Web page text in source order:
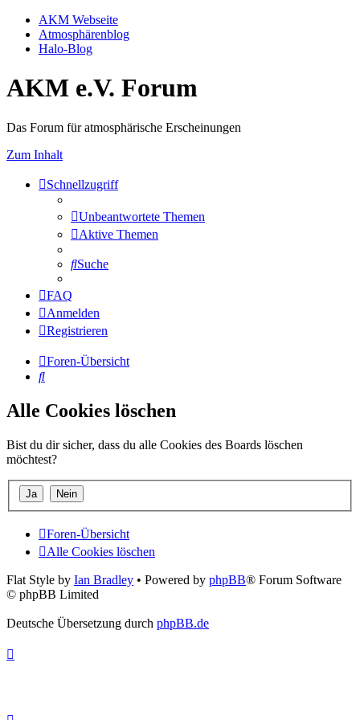
AKM Webseite
Atmosphärenblog
Halo-Blog
AKM e.V. Forum
Das Forum für atmosphärische Erscheinungen
Zum Inhalt
Schnellzugriff
Unbeantwortete Themen
Aktive Themen
Suche
FAQ
Anmelden
Registrieren
Foren-Übersicht
Suche
Alle Cookies löschen
Bist du dir sicher, dass du alle Cookies des Boards löschen
möchtest?
Foren-Übersicht
Alle Cookies löschen
Flat Style by Ian Bradley • Powered by phpBB® Forum Software
© phpBB Limited
Deutsche Übersetzung durch phpBB.de